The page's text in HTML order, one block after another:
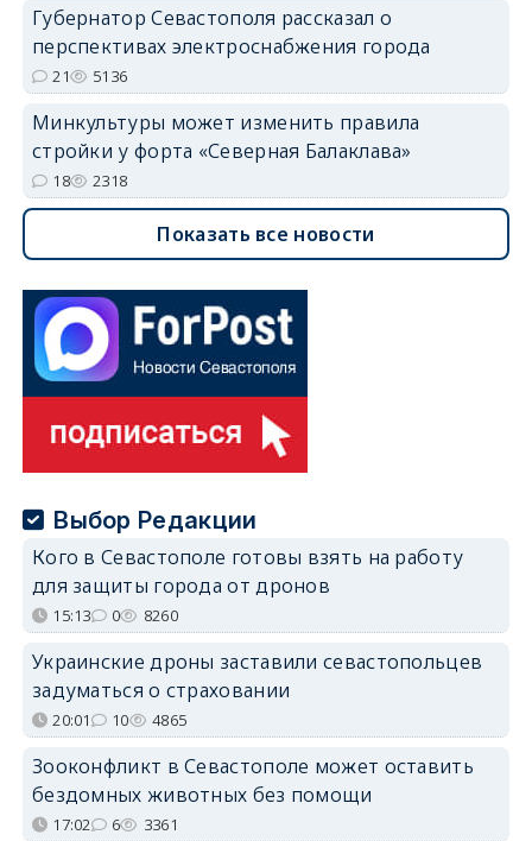
Губернатор Севастополя рассказал о
перспективах электроснабжения города
21 5136
Минкультуры может изменить правила
стройки у форта «Северная Балаклава»
18 2318
Показать все новости
Выбор Редакции
Кого в Севастополе готовы взять на работу
для защиты города от дронов
15:13 0 8260
Украинские дроны заставили севастопольцев
задуматься о страховании
20:01 10 4865
Зооконфликт в Севастополе может оставить
бездомных животных без помощи
17:02 6 3361